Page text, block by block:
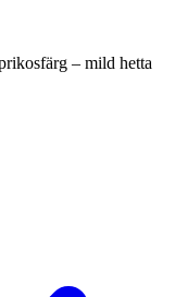
– mild hetta